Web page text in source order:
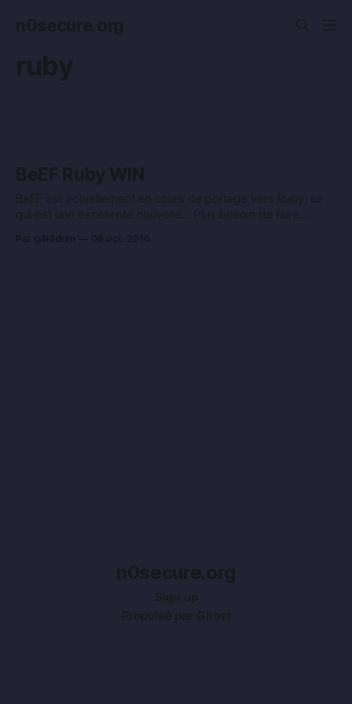
n0secure.org
ruby
BeEF Ruby WIN
BeEF est actuellement en cours de portage vers Ruby, ce
qui est une excellente nouvelle… Plus besoin de faire
pentest :), mais surtout, il sera plus facile de lier BeEF à
Par g4l4drim 06 oct. 2010
n0secure.org
Sign up
Propulsé par Ghost